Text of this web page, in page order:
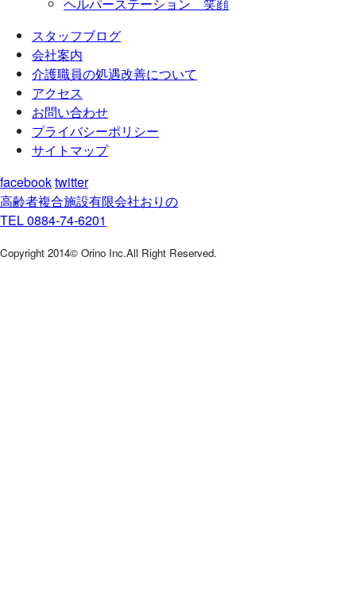
ヘルパーステーション 笑顔
スタッフブログ
会社案内
介護職員の処遇改善について
アクセス
お問い合わせ
プライバシーポリシー
サイトマップ
facebooktwitter
高齢者複合施設有限会社おりの
TEL 0884-74-6201
Copyright 2014© Orino Inc.All Right Reserved.